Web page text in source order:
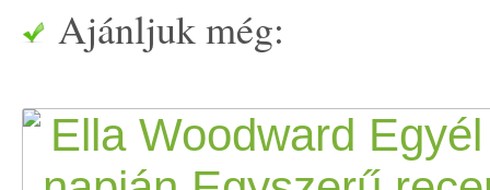
Ajánljuk még: